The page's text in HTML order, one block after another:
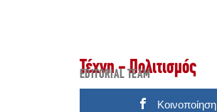
Τέχνη - Πολιτισμός
EDITORIAL TEAM
Κοινοποίηση